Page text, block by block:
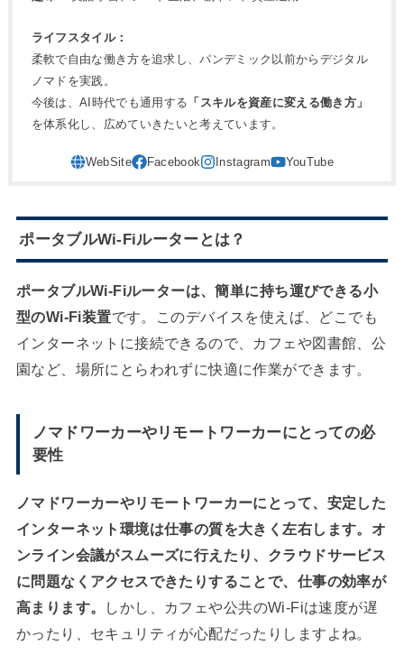
ライフスタイル：
柔軟で自由な働き方を追求し、パンデミック以前からデジタル
ノマドを実践。
今後は、AI時代でも通用する 「スキルを資産に変える働き方」
を体系化し、広めていきたいと考えています。
ポータブルWi-Fiルーターとは？
ポータブルWi-Fiルーターは、簡単に持ち運びできる小
型のWi-Fi装置です。このデバイスを使えば、どこでも
インターネットに接続できるので、カフェや図書館、公
園など、場所にとらわれずに快適に作業ができます。
ノマドワーカーやリモートワーカーにとっての必
要性
ノマドワーカーやリモートワーカーにとって、安定した
インターネット環境は仕事の質を大きく左右します。オ
ンライン会議がスムーズに行えたり、クラウドサービス
に問題なくアクセスできたりすることで、仕事の効率が
高まります。
しかし、カフェや公共のWi-Fiは速度が遅
かったり、セキュリティが心配だったりしますよね。